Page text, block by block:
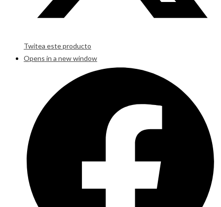
Twitea este producto
Opens in a new window